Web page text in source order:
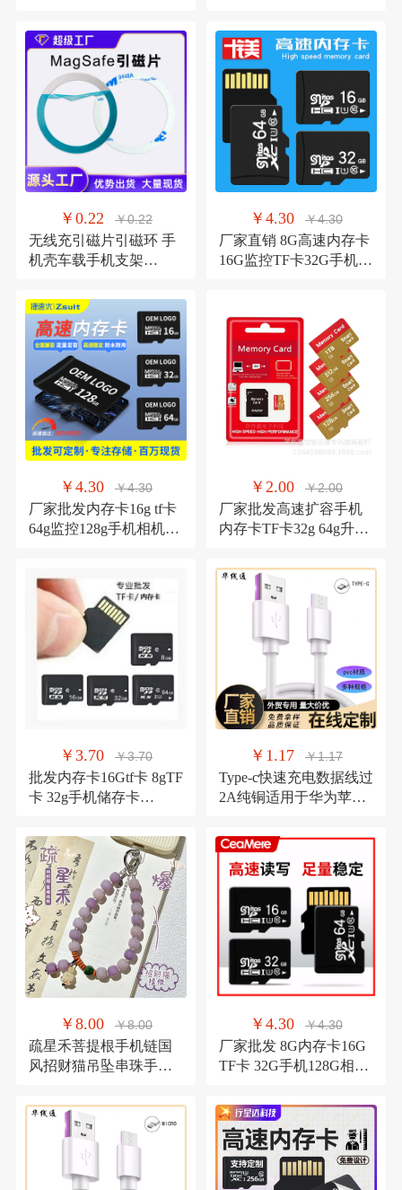
￥0.22 ￥0.22
无线充引磁片引磁环 手
机壳车载手机支架
￥4.30 ￥4.30
厂家直销 8G高速内存卡
16G监控TF卡32G手机
￥4.30 ￥4.30
厂家批发内存卡16g tf卡
64g监控128g手机相机
￥2.00 ￥2.00
厂家批发高速扩容手机
内存卡TF卡32g 64g升
2TB
￥3.70 ￥3.70
批发内存卡16Gtf卡 8gTF
卡 32g手机储存卡
￥1.17 ￥1.17
Type-c快速充电数据线过
2A纯铜适用于华为苹果
￥8.00 ￥8.00
疏星禾菩提根手机链国
风招财猫吊坠串珠手腕
￥4.30 ￥4.30
厂家批发 8G内存卡16G
TF卡 32G手机128G相机